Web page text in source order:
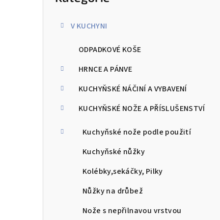
kategorie
V KUCHYNI
ODPADKOVÉ KOŠE
HRNCE A PÁNVE
KUCHYŇSKÉ NÁČINÍ A VYBAVENÍ
KUCHYŇSKÉ NOŽE A PŘÍSLUŠENSTVÍ
Kuchyňské nože podle použití
Kuchyňské nůžky
Kolébky,sekáčky, Pilky
Nůžky na drůbež
Nože s nepřilnavou vrstvou